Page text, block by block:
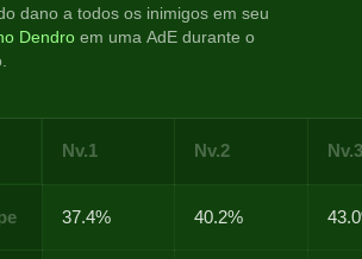
dano a todos os inimigos em seu
Dendro em uma AdE durante o
Nv.1 Nv.2
37.4% 40.2%